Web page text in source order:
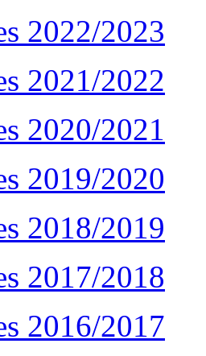
2022/2023
2021/2022
2020/2021
2019/2020
2018/2019
2017/2018
2016/2017